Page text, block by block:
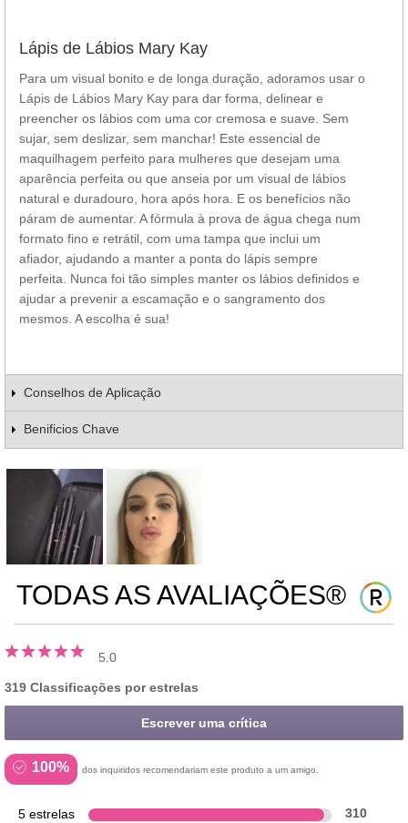
Lápis de Lábios Mary Kay
Para um visual bonito e de longa duração, adoramos usar o
Lápis de Lábios Mary Kay para dar forma, delinear e
preencher os lábios com uma cor cremosa e suave. Sem
sujar, sem deslizar, sem manchar! Este essencial de
maquilhagem perfeito para mulheres que desejam uma
aparência perfeita ou que anseia por um visual de lábios
natural e duradouro, hora após hora. E os benefícios não
páram de aumentar. A fórmula à prova de água chega num
formato fino e retrátil, com uma tampa que inclui um
afiador, ajudando a manter a ponta do lápis sempre
perfeita. Nunca foi tão simples manter os lábios definidos e
ajudar a prevenir a escamação e o sangramento dos
mesmos. A escolha é sua!
Conselhos de Aplicação
Benificios Chave
TODAS AS AVALIAÇÕES®
5.0
319 Classificações por estrelas
Escrever uma crítica
100% dos inquiridos recomendariam este produto a um amigo.
5 estrelas 310